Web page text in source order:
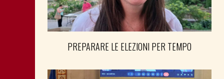
PREPARARE LE ELEZIONI PER TEMPO